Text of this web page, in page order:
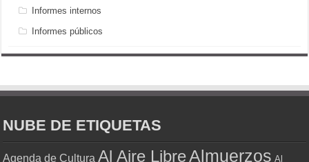
Informes internos
Informes públicos
NUBE DE ETIQUETAS
Agenda de Cultura Al Aire LibreAlmuerzos Al